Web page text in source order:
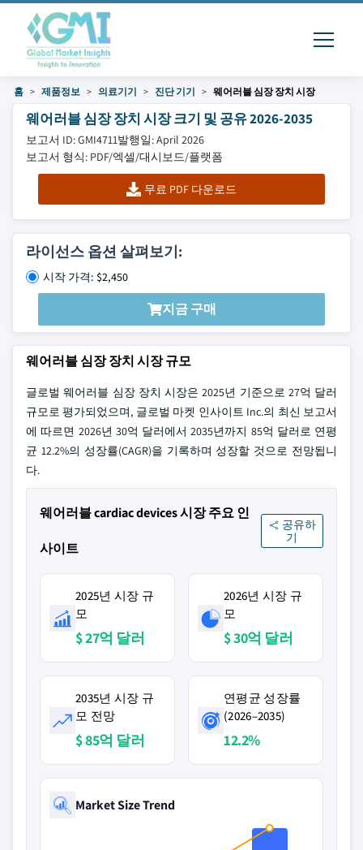
홈 제품정보 의료기기 진단 기기 웨어러블 심장 장치 시장
웨어러블 심장 장치 시장 크기 및 공유 2026-2035
보고서 ID: GMI4711발행일: April 2026
보고서 형식: PDF/엑셀/대시보드/플랫폼
무료 PDF 다운로드
라이선스 옵션 살펴보기:
시작 가격: $2,450
지금 구매
웨어러블 심장 장치 시장 규모
글로벌 웨어러블 심장 장치 시장은 2025년 기준으로 27억 달러
규모로 평가되었으며, 글로벌 마켓 인사이트 Inc.의 최신 보고서
에 따르면 2026년 30억 달러에서 2035년까지 85억 달러로 연평
균 12.2%의 성장률(CAGR)을 기록하며 성장할 것으로 전망됩니
다.
웨어러블 cardiac devices 시장 주요 인
사이트
공유하
기
2025년 시장 규
모
$ 27억 달러
2026년 시장 규
모
$ 30억 달러
2035년 시장 규
모 전망
$ 85억 달러
연평균 성장률
(2026–2035)
12.2%
Market Size Trend